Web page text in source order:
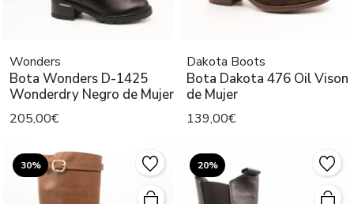
Wonders
Bota Wonders D-1425
Wonderdry Negro de Mujer
205,00€
Dakota Boots
Bota Dakota 476 Oil Vison
de Mujer
139,00€
30% 20%